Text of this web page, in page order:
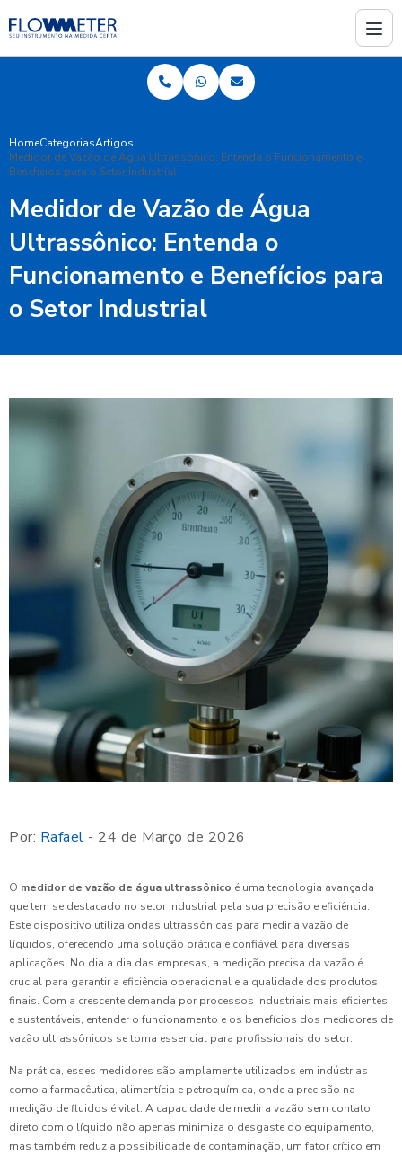
HomeCategoriasArtigos
Medidor de Vazão de Água Ultrassônico: Entenda o Funcionamento e
Benefícios para o Setor Industrial
Medidor de Vazão de Água
Ultrassônico: Entenda o
Funcionamento e Benefícios para
o Setor Industrial
Por: Rafael - 24 de Março de 2026
O medidor de vazão de água ultrassônico é uma tecnologia avançada
que tem se destacado no setor industrial pela sua precisão e eficiência.
Este dispositivo utiliza ondas ultrassônicas para medir a vazão de
líquidos, oferecendo uma solução prática e confiável para diversas
aplicações. No dia a dia das empresas, a medição precisa da vazão é
crucial para garantir a eficiência operacional e a qualidade dos produtos
finais. Com a crescente demanda por processos industriais mais eficientes
e sustentáveis, entender o funcionamento e os benefícios dos medidores de
vazão ultrassônicos se torna essencial para profissionais do setor.
Na prática, esses medidores são amplamente utilizados em indústrias
como a farmacêutica, alimentícia e petroquímica, onde a precisão na
medição de fluidos é vital. A capacidade de medir a vazão sem contato
direto com o líquido não apenas minimiza o desgaste do equipamento,
mas também reduz a possibilidade de contaminação, um fator crítico em